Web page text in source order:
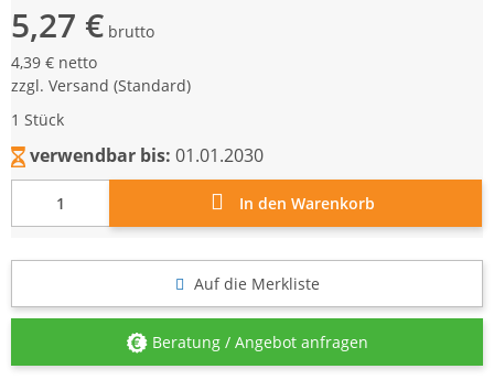
5,27 € brutto
4,39 € netto
zzgl. Versand (Standard)
1 Stück
verwendbar bis: 01.01.2030
In den Warenkorb
Auf die Merkliste
Beratung / Angebot anfragen